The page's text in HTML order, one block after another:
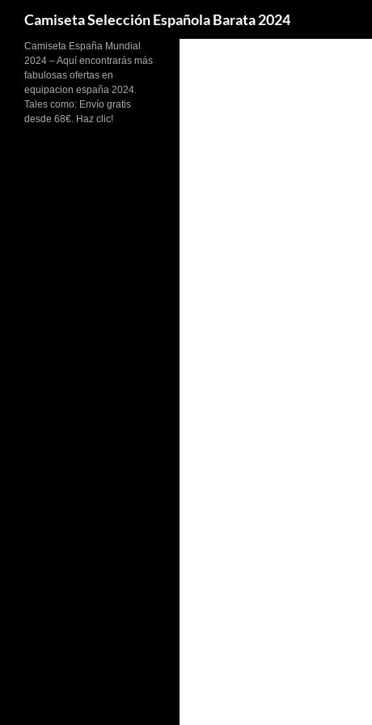
Camiseta Selección Española Barata 2024
Camiseta España Mundial
2024 – Aquí encontrarás más
fabulosas ofertas en
equipacion españa 2024.
Tales como: Envío gratis
desde 68€. Haz clic!